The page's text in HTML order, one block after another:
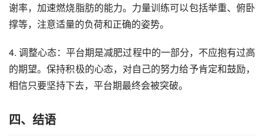
谢率，加速燃烧脂肪的能力。力量训练可以包括举重、俯卧
撑等，注意适量的负荷和正确的姿势。
4. 调整心态：平台期是减肥过程中的一部分，不应抱有过高
的期望。保持积极的心态，对自己的努力给予肯定和鼓励，
相信只要坚持下去，平台期最终会被突破。
四、结语